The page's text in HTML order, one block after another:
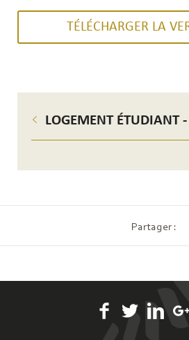
LOGEMENT ÉTUDIANT
TÉLÉCHARGER LA
Partager :